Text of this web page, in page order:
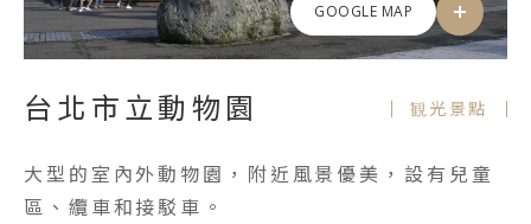
GOOGLE MAP
台北市立動物園 観光景點
大型的室內外動物園，附近風景優美，設有兒童
區、纜車和接駁車。